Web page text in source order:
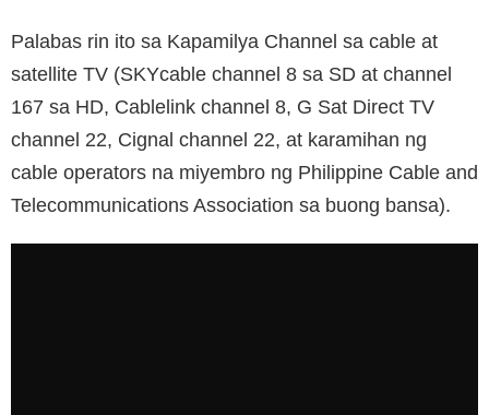
Palabas rin ito sa Kapamilya Channel sa cable at
satellite TV (SKYcable channel 8 sa SD at channel
167 sa HD, Cablelink channel 8, G Sat Direct TV
channel 22, Cignal channel 22, at karamihan ng
cable operators na miyembro ng Philippine Cable and
Telecommunications Association sa buong bansa).